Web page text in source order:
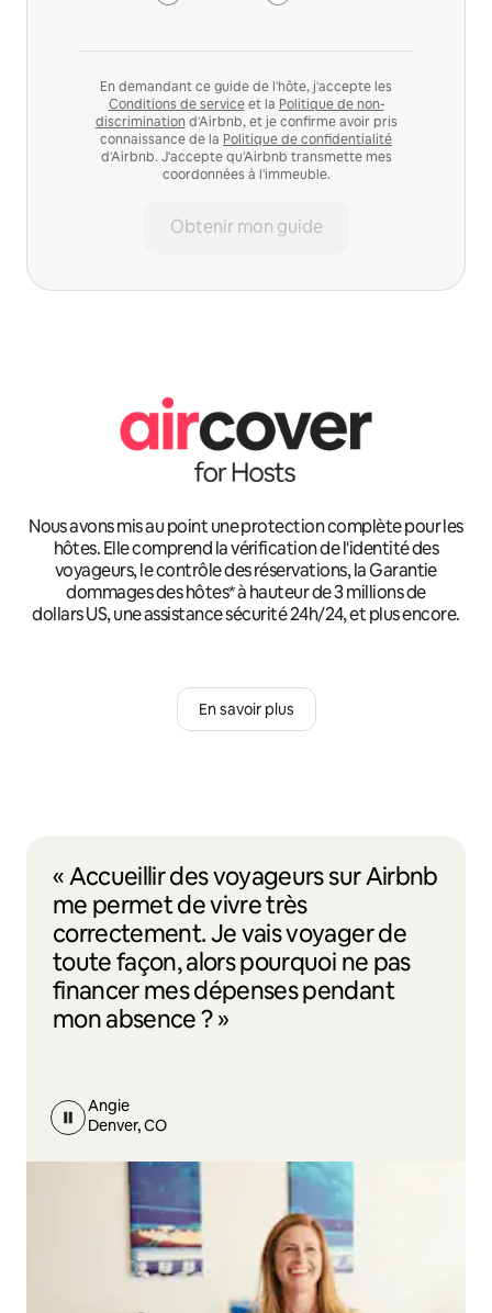
En demandant ce guide de l'hôte, j'accepte les
Conditions de serviceet la Politique de non-
discrimination d'Airbnb, et je confirme avoir pris
connaissance de la Politique de confidentialité
d'Airbnb. J'accepte qu'Airbnb transmette mes
coordonnées à l'immeuble.
Obtenir mon guide
Nous avons mis au point une protection complète pour les
hôtes. Elle comprend la vérification de l'identité des
voyageurs, le contrôle des réservations, la Garantie
dommages des hôtes* à hauteur de 3 millions de
dollars US, une assistance sécurité 24h/24, et plus encore.
En savoir plus
« Accueillir des voyageurs sur Airbnb
me permet de vivre très
correctement. Je vais voyager de
toute façon, alors pourquoi ne pas
financer mes dépenses pendant
mon absence ? »
Angie
Denver, CO